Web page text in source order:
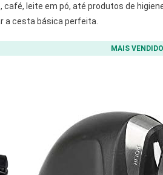
leite em pó, até produtos de
a cesta básica perfeita.
MAIS